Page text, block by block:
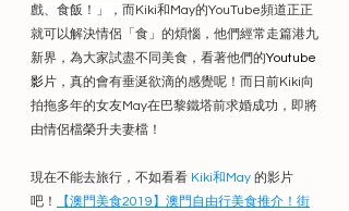
戲、食飯！」，而Kiki和May的YouTube頻道正正
就可以解決情侶「食」的煩惱，他們經常走篇港九
新界，為大家試盡不同美食，看著他們的Youtube
影片，真的會有垂涎欲滴的感覺呢！而日前Kiki向
拍拖多年的女友May在巴黎鐵塔前求婚成功，即將
由情侶檔榮升夫妻檔！
現在不能去旅行，不如看看 Kiki和May 的影片
吧！
【澳門美食2019】澳門自由行美食推介！街